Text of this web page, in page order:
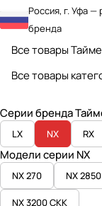
Россия, г. Уфа —
бренда
Все товары
Все товары
Серии бренда
LX NX RX
Модели серии NX
NX 270 NX
NX 3200 СКК